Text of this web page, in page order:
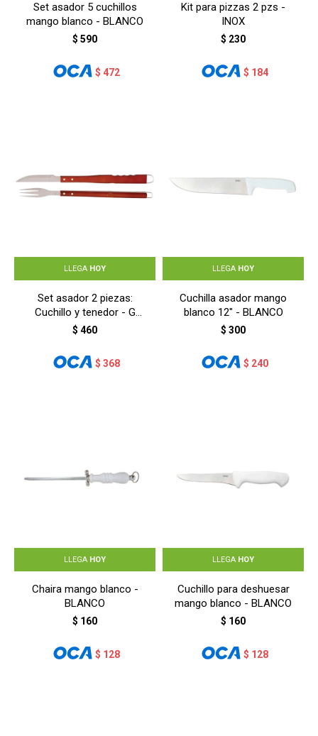
Set asador 5 cuchillos
mango blanco - BLANCO
$ 590
$ 472
Kit para pizzas 2 pzs -
INOX
$ 230
$ 184
LLEGA HOY
Set asador 2 piezas:
Cuchillo y tenedor - G
mango madera - MADERA
$ 460
$ 368
LLEGA HOY
Cuchilla asador mango
blanco 12" - BLANCO
$ 300
$ 240
LLEGA HOY
Chaira mango blanco -
BLANCO
$ 160
$ 128
LLEGA HOY
Cuchillo para deshuesar
mango blanco - BLANCO
$ 160
$ 128